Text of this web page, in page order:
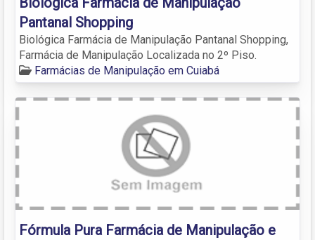
Pantanal Shopping
Biológica Farmácia de Manipulação Pantanal Shopping,
Farmácia de Manipulação Localizada no 2º Piso.
Farmácias de Manipulação em Cuiabá
Fórmula Pura Farmácia de Manipulação e